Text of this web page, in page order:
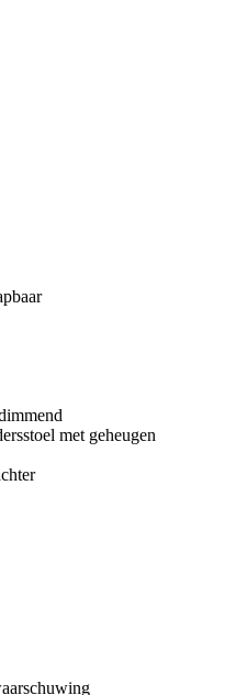
met geheugen